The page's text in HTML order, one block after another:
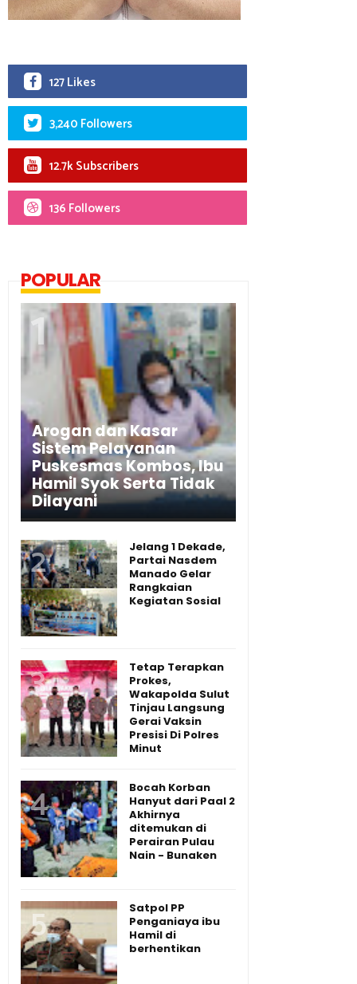
127 Likes
3,240 Followers
12.7k Subscribers
136 Followers
POPULAR
Arogan dan Kasar
Sistem Pelayanan
Puskesmas Kombos, Ibu
Hamil Syok Serta Tidak
Dilayani
Jelang 1 Dekade,
Partai Nasdem
Manado Gelar
Rangkaian
Kegiatan Sosial
Tetap Terapkan
Prokes,
Wakapolda Sulut
Tinjau Langsung
Gerai Vaksin
Presisi Di Polres
Minut
Bocah Korban
Hanyut dari Paal 2
Akhirnya
ditemukan di
Perairan Pulau
Nain - Bunaken
Satpol PP
Penganiaya ibu
Hamil di
berhentikan